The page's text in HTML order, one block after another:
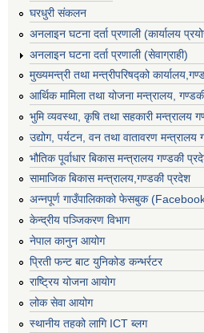
घरधुरी संकलन
अनलाइन घटना दर्ता प्रणाली (कार्यालय
अनलाइन घटना दर्ता प्रणाली (सेवाग्राही)
मुख्यमन्त्री तथा मन्त्रीपरिषद्को
आर्थिक मामिला तथा योजना मन्त्रालय,
भुमि व्यवस्था, कृषि तथा सहकारी मन्त्रालय
उद्योग, पर्यटन, वन तथा वातावरण मन्त्रालय
भौतिक पूर्वाधार बिकास मन्त्रालय गण्डकी
सामाजिक बिकास मन्त्रालय,गण्डकी प्रदेश
अन्नपूर्ण गाउँपालिकाको फेसबुक
केन्द्रीय पञ्जिकरण विभाग
नेपाल कानुन आयोग
प्रिती फन्ट बाट युनिकोड कन्भर्रटर
राष्ट्रिय योजना आयोग
लोक सेवा आयोग
स्थानीय तहको लागि ICT ब्लग